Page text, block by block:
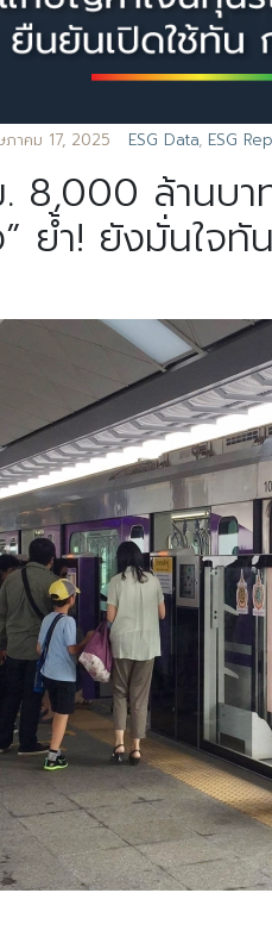
าคม 17, 2025 ESG Data, ESG
. 8,000 ล้านบ
” ย้ำ! ยังมั่นใจ